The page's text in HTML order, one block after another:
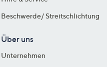
Beschwerde/ Streitschlichtung
Über uns
Unternehmen